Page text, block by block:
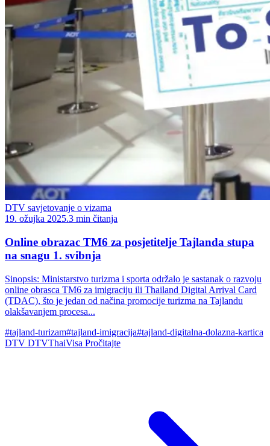
DTV savjetovanje o vizama
19. ožujka 2025.3 min čitanja
Online obrazac TM6 za posjetitelje Tajlanda stupa
na snagu 1. svibnja
Sinopsis: Ministarstvo turizma i sporta održalo je sastanak o razvoju
online obrasca TM6 za imigraciju ili Thailand Digital Arrival Card
(TDAC), što je jedan od načina promocije turizma na Tajlandu
olakšavanjem procesa...
#tajland-turizam#tajland-imigracija#tajland-digitalna-dolazna-kartica
DTV DTVThaiVisa Pročitajte